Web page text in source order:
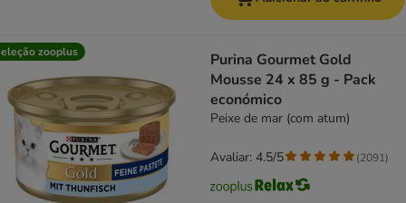
zooplus
Purina Gourmet Gold
Mousse 24 x 85 g - Pack
económico
Peixe de mar (com atum)
Avaliar: 4.5/5 (2091)